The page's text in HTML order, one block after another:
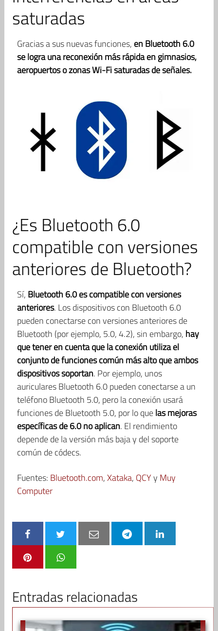
saturadas
Gracias a sus nuevas funciones, en Bluetooth 6.0
se logra una reconexión más rápida en gimnasios,
aeropuertos o zonas Wi-Fi saturadas de señales.
¿Es Bluetooth 6.0
compatible con versiones
anteriores de Bluetooth?
Sí, Bluetooth 6.0 es compatible con versiones
anteriores. Los dispositivos con Bluetooth 6.0
pueden conectarse con versiones anteriores de
Bluetooth (por ejemplo, 5.0, 4.2), sin embargo, hay
que tener en cuenta que la conexión utiliza el
conjunto de funciones común más alto que ambos
dispositivos soportan. Por ejemplo, unos
auriculares Bluetooth 6.0 pueden conectarse a un
teléfono Bluetooth 5.0, pero la conexión usará
funciones de Bluetooth 5.0, por lo quelas mejoras
específicas de 6.0 no aplican. El rendimiento
depende de la versión más baja y del soporte
común de códecs.
Fuentes: Bluetooth.com,Xataka, QCYy Muy
Computer
Entradas relacionadas